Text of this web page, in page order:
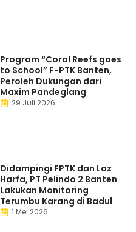
Program “Coral Reefs goes
to School” F-PTK Banten,
Peroleh Dukungan dari
Maxim Pandeglang
29 Juli 2026
Didampingi FPTK dan Laz
Harfa, PT Pelindo 2 Banten
Lakukan Monitoring
Terumbu Karang di Badul
1 Mei 2026